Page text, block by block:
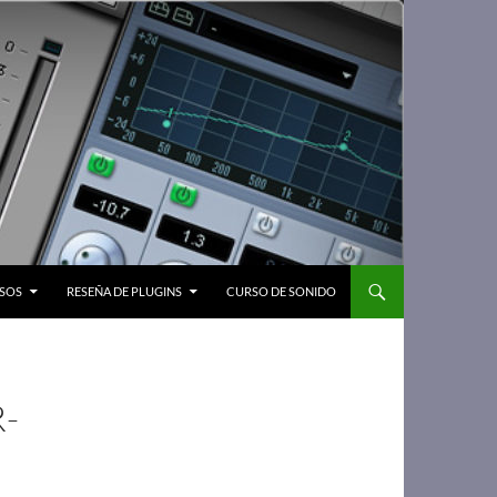
RESEÑA DE PLUGINS CURSO DE SONIDO